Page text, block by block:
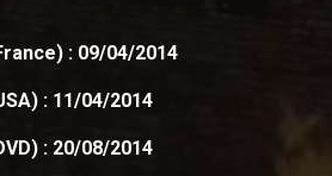
: 09/04/2014
: 11/04/2014
: 20/08/2014